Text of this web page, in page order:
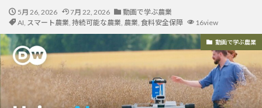
5月 26, 2026 7月 22, 2026
動画で学ぶ農業
AI, スマート農業, 持続可能な農業, 農業, 食料安全保障 16view
動画で学ぶ農業